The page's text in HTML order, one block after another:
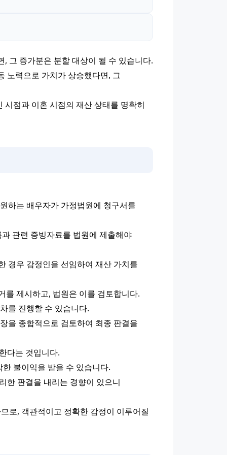
그 증가분은 분할 대상이 될 수 있습니다.
노력으로 가치가 상승했다면, 그
점과 이혼 시점의 재산 상태를 명확히
하는 배우자가 가정법원에 청구서를
관련 증빙자료를 법원에 제출해야
경우 감정인을 선임하여 재산 가치를
를 제시하고, 법원은 이를 검토합니다.
를 진행할 수 있습니다.
을 종합적으로 검토하여 최종 판결을
다는 것입니다.
불이익을 받을 수 있습니다.
한 판결을 내리는 경향이 있으니
로, 객관적이고 정확한 감정이 이루어질